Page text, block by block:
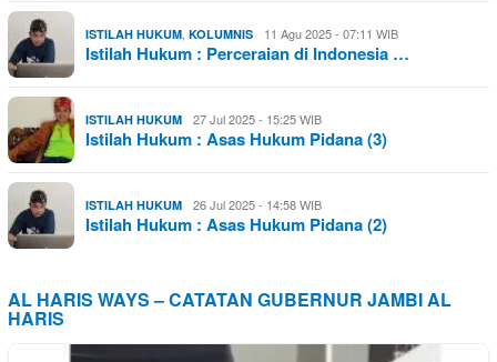
ISTILAH HUKUM, KOLUMNIS 11 Agu 2025 - 07:11 WIB
Istilah Hukum : Perceraian di Indonesia …
ISTILAH HUKUM 27 Jul 2025 - 15:25 WIB
Istilah Hukum : Asas Hukum Pidana (3)
ISTILAH HUKUM 26 Jul 2025 - 14:58 WIB
Istilah Hukum : Asas Hukum Pidana (2)
AL HARIS WAYS – CATATAN GUBERNUR JAMBI AL
HARIS